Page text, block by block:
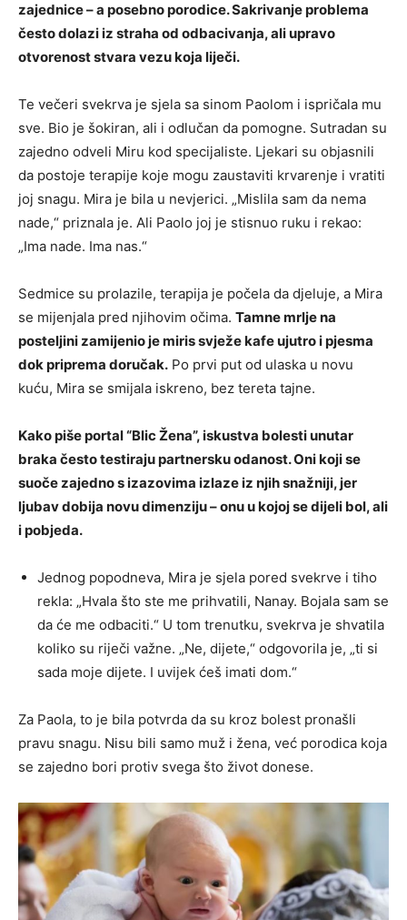
zajednice – a posebno porodice. Sakrivanje problema
često dolazi iz straha od odbacivanja, ali upravo
otvorenost stvara vezu koja liječi.
Te večeri svekrva je sjela sa sinom Paolom i ispričala mu
sve. Bio je šokiran, ali i odlučan da pomogne. Sutradan su
zajedno odveli Miru kod specijaliste. Ljekari su objasnili
da postoje terapije koje mogu zaustaviti krvarenje i vratiti
joj snagu. Mira je bila u nevjerici. „Mislila sam da nema
nade,“ priznala je. Ali Paolo joj je stisnuo ruku i rekao:
„Ima nade. Ima nas.“
Sedmice su prolazile, terapija je počela da djeluje, a Mira
se mijenjala pred njihovim očima. Tamne mrlje na
posteljini zamijenio je miris svježe kafe ujutro i pjesma
dok priprema doručak. Po prvi put od ulaska u novu
kuću, Mira se smijala iskreno, bez tereta tajne.
Kako piše portal “Blic Žena”, iskustva bolesti unutar
braka često testiraju partnersku odanost. Oni koji se
suoče zajedno s izazovima izlaze iz njih snažniji, jer
ljubav dobija novu dimenziju – onu u kojoj se dijeli bol, ali
i pobjeda.
Jednog popodneva, Mira je sjela pored svekrve i tiho
rekla: „Hvala što ste me prihvatili, Nanay. Bojala sam se
da će me odbaciti.“ U tom trenutku, svekrva je shvatila
koliko su riječi važne. „Ne, dijete,“ odgovorila je, „ti si
sada moje dijete. I uvijek ćeš imati dom.“
Za Paola, to je bila potvrda da su kroz bolest pronašli
pravu snagu. Nisu bili samo muž i žena, već porodica koja
se zajedno bori protiv svega što život donese.